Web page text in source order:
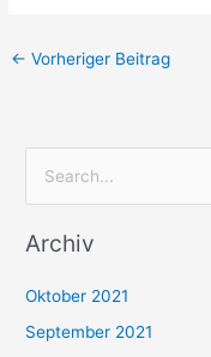
← Vorheriger Beitrag
c
n
Archiv
Oktober 2021
September 2021